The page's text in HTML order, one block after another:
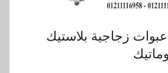
زجاجية بلاستيك